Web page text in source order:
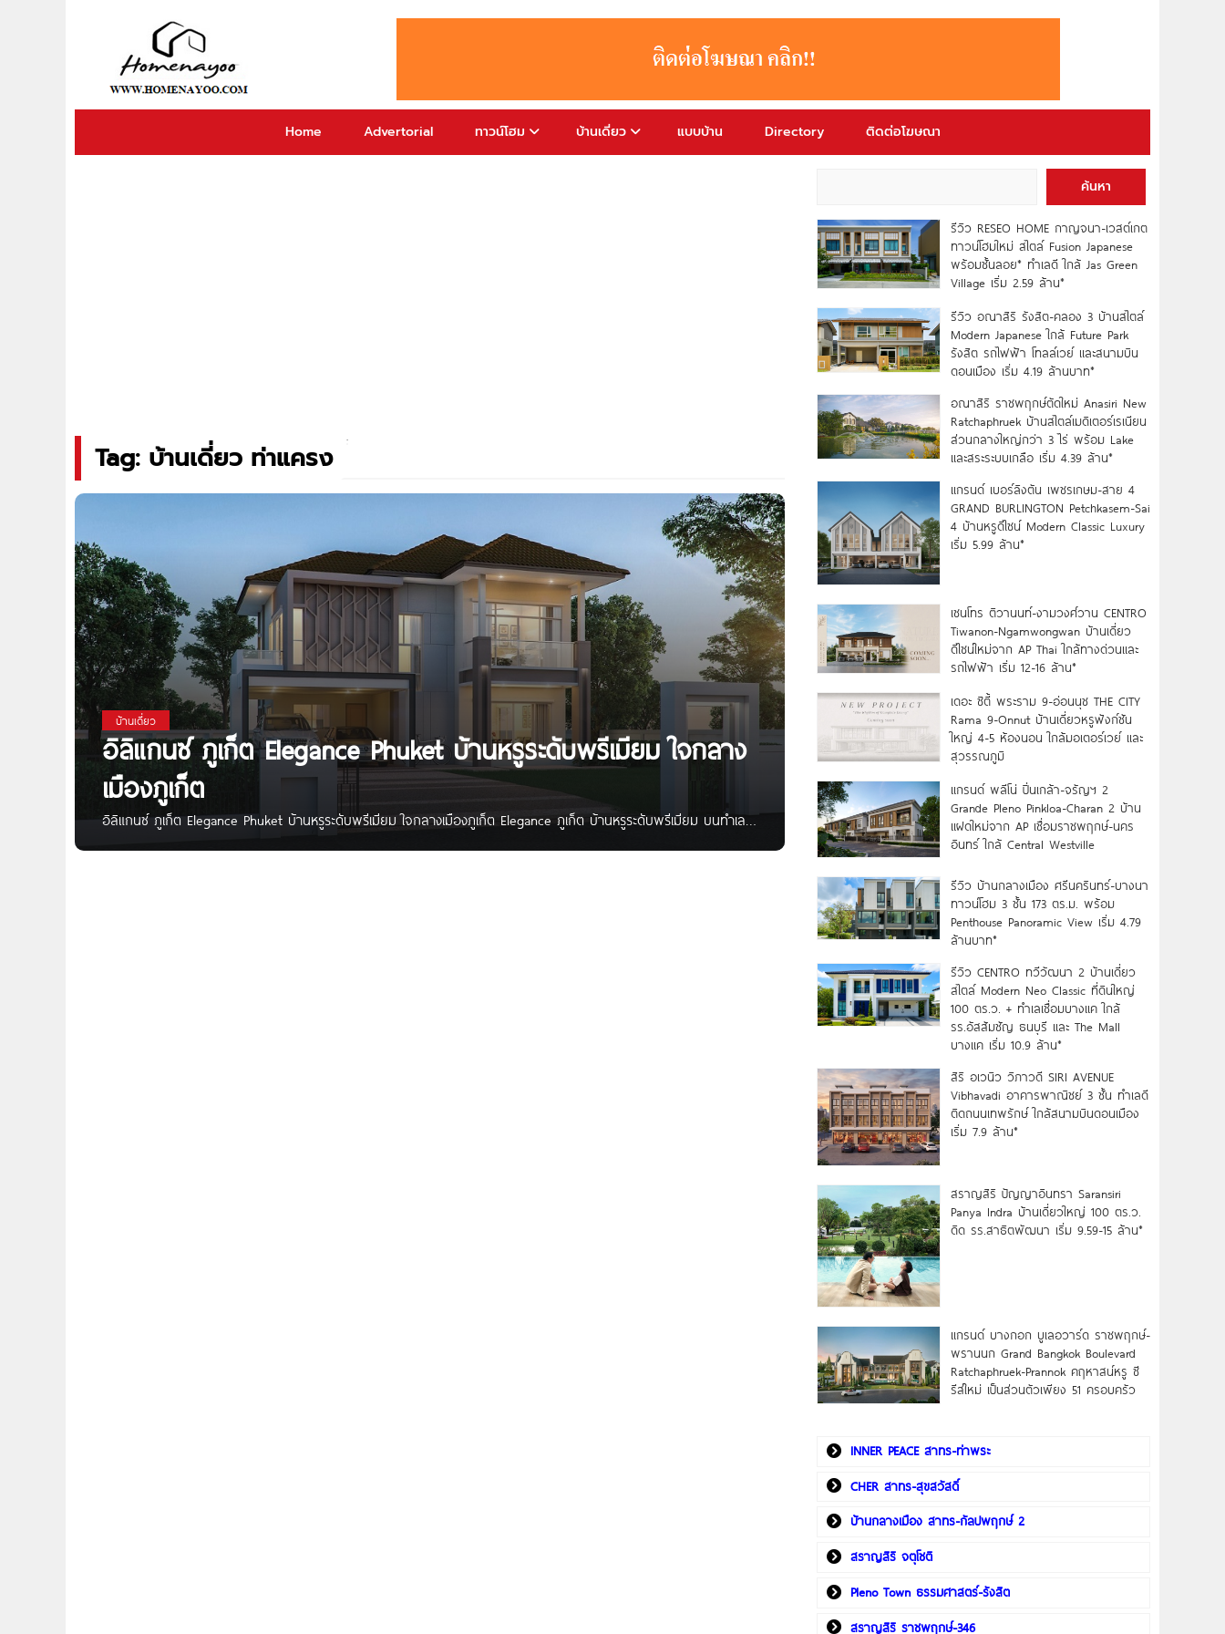
Home Advertorial ทาวน์โฮม บ้านเดี่ยว แบบบ้าน Directory ติดต่อโฆษณา
Tag: บ้านเดี่ยว ท่าแครง
บ้านเดี่ยว
อิลิแกนซ์ ภูเก็ต Elegance Phuket บ้านหรูระดับพรีเมียม ใจกลาง
เมืองภูเก็ต
อิลิแกนซ์ ภูเก็ต Elegance Phuket บ้านหรูระดับพรีเมียม ใจกลางเมืองภูเก็ต Elegance ภูเก็ต บ้านหรูระดับพรีเมียม บนทำเล
ค้นหา
รีวิว RESEO HOME กาญจนา-เวสต์เกต
ทาวน์โฮมใหม่ สไตล์ Fusion Japanese
พร้อมชั้นลอย* ทำเลดี ใกล้ Jas Green
Village เริ่ม 2.59 ล้าน*
รีวิว อณาสิริ รังสิต-คลอง 3 บ้านสไตล์
Modern Japanese ใกล้ Future Park
รังสิต รถไฟฟ้า โทลล์เวย์ และสนามบิน
ดอนเมือง เริ่ม 4.19 ล้านบาท*
อณาสิริ ราชพฤกษ์ตัดใหม่ Anasiri New
Ratchaphruek บ้านสไตล์เมดิเตอร์เรเนียน
ส่วนกลางใหญ่กว่า 3 ไร่ พร้อม Lake
และสระระบบเกลือ เริ่ม 4.39 ล้าน*
แกรนด์ เบอร์ลิงตัน เพชรเกษม-สาย 4
GRAND BURLINGTON Petchkasem-Sai
4 บ้านหรูดีไซน์ Modern Classic Luxury
เริ่ม 5.99 ล้าน*
เซนโทร ติวานนท์-งามวงศ์วาน CENTRO
Tiwanon-Ngamwongwan บ้านเดี่ยว
ดีไซน์ใหม่จาก AP Thai ใกล้ทางด่วนและ
รถไฟฟ้า เริ่ม 12-16 ล้าน*
เดอะ ซิตี้ พระราม 9-อ่อนนุช THE CITY
Rama 9-Onnut บ้านเดี่ยวหรูฟังก์ชัน
ใหญ่ 4-5 ห้องนอน ใกล้มอเตอร์เวย์ และ
สุวรรณภูมิ
แกรนด์ พลีโน่ ปิ่นเกล้า-จรัญฯ 2
Grande Pleno Pinkloa-Charan 2 บ้าน
แฝดใหม่จาก AP เชื่อมราชพฤกษ์-นคร
อินทร์ ใกล้ Central Westville
รีวิว บ้านกลางเมือง ศรีนครินทร์-บางนา
ทาวน์โฮม 3 ชั้น 173 ตร.ม. พร้อม
Penthouse Panoramic View เริ่ม 4.79
ล้านบาท*
รีวิว CENTRO ทวีวัฒนา 2 บ้านเดี่ยว
สไตล์ Modern Neo Classic ที่ดินใหญ่
100 ตร.ว. + ทำเลเชื่อมบางแค ใกล้
รร.อัสสัมชัญ ธนบุรี และ The Mall
บางแค เริ่ม 10.9 ล้าน*
สิริ อเวนิว วิภาวดี SIRI AVENUE
Vibhavadi อาคารพาณิชย์ 3 ชั้น ทำเลดี
ติดถนนเทพรักษ์ ใกล้สนามบินดอนเมือง
เริ่ม 7.9 ล้าน*
สราญสิริ ปัญญาอินทรา Saransiri
Panya Indra บ้านเดี่ยวใหญ่ 100 ตร.ว.
ดิด รร.สาธิตพัฒนา เริ่ม 9.59-15 ล้าน*
แกรนด์ บางกอก บูเลอวาร์ด ราชพฤกษ์-
พรานนก Grand Bangkok Boulevard
Ratchaphruek-Prannok คฤหาสน์หรู ซี
รีส์ใหม่ เป็นส่วนตัวเพียง 51 ครอบครัว
INNER PEACE สาทร-ท่าพระ
CHER สาทร-สุขสวัสดิ์
บ้านกลางเมือง สาทร-กัลปพฤกษ์ 2
สราญสิริ จตุโชติ
Pleno Town ธรรมศาสตร์-รังสิต
สราญสิริ ราชพฤกษ์-346